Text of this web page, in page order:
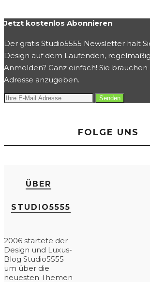
Jetzt kostenlos Abonnieren
Der gratis Studio5555 Newsletter hält
Design auf dem Laufenden,
Anmelden? Ganz einfach! Sie
Adresse anzugeben.
FOLGE UNS
ÜBER
STUDIO5555
2006 startete der
Design und Luxus-
Blog Studio5555
um über die
neuesten Themen